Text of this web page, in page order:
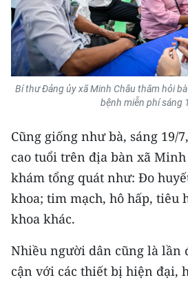
Bí thư Đảng ủy xã Minh Châu thăm hỏi
bệnh miễn phí sáng
Cũng giống như bà, sáng 19/
cao tuổi trên địa bàn xã Minh
khám tổng quát như: Đo
khoa; tim mạch, hô hấp, tiêu
khoa khác.
Nhiều người dân cũng là lần
cận với các thiết bị hiện đại,